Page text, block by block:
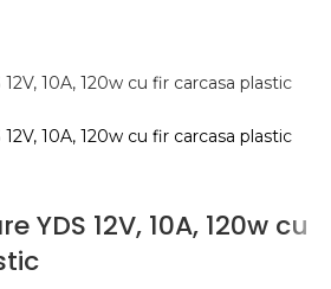
YDS 12V, 10A, 120w cu